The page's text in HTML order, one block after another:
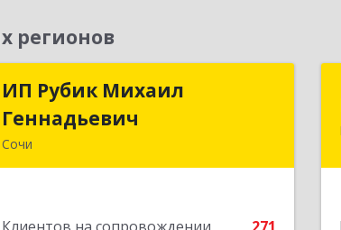
регионов
ИП Рубик Михаил
Геннадьевич
Сочи
ИП Рубик Михаил